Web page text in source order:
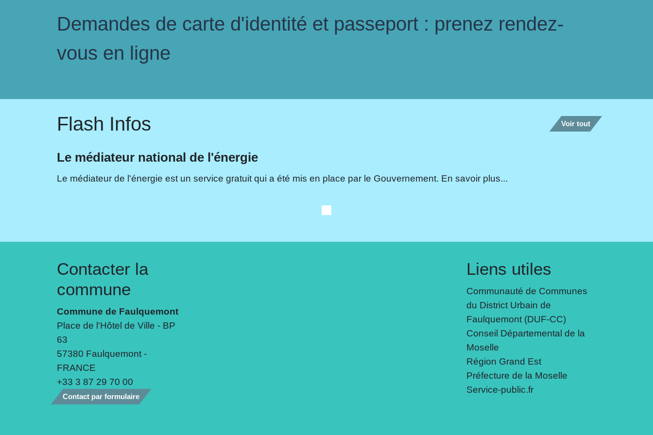
Demandes de carte d'identité et passeport : prenez rendez-
vous en ligne
Flash Infos Voir tout
Le médiateur national de l'énergie
Le médiateur de l'énergie est un service gratuit qui a été mis en place par le Gouvernement. En savoir plus...
Contacter la
commune
Commune de Faulquemont
Place de l'Hôtel de Ville - BP
63
57380 Faulquemont -
FRANCE
+33 3 87 29 70 00
Contact par formulaire
Liens utiles
Communauté de Communes
du District Urbain de
Faulquemont (DUF-CC)
Conseil Départemental de la
Moselle
Région Grand Est
Préfecture de la Moselle
Service-public.fr